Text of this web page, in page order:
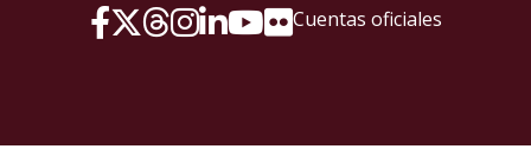
Cuentas oficiales